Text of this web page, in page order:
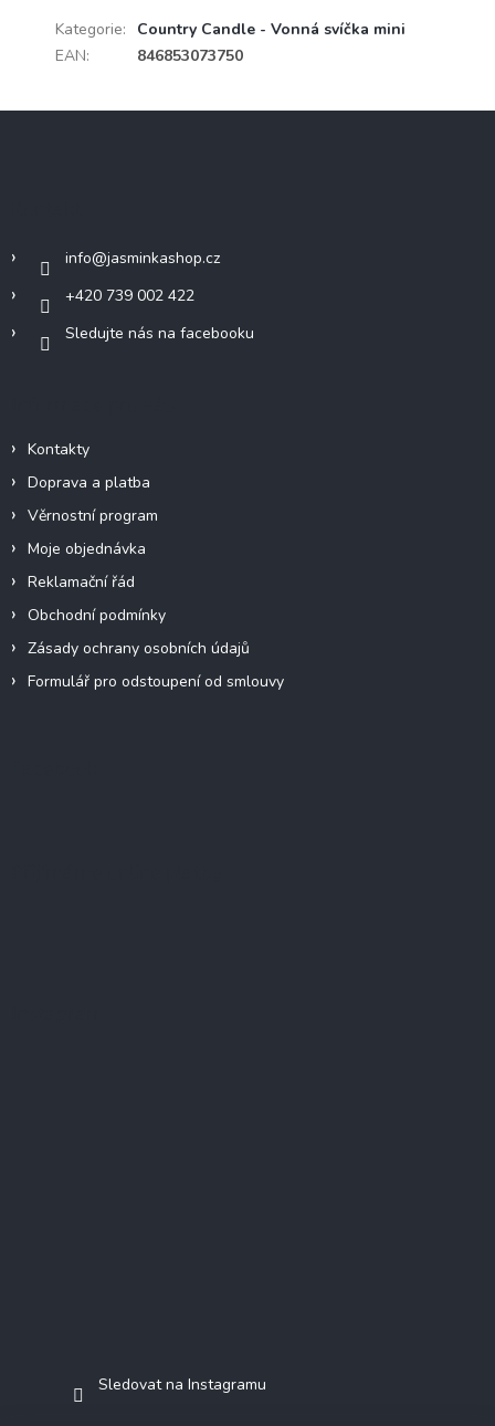
Kategorie:
Country Candle - Vonná svíčka mini
EAN: 846853073750
info@jasminkashop.cz
+420 739 002 422
Sledujte nás na facebooku
Kontakty
Doprava a platba
Věrnostní program
Moje objednávka
Reklamační řád
Obchodní podmínky
Zásady ochrany osobních údajů
Formulář pro odstoupení od smlouvy
Sledovat na Instagramu